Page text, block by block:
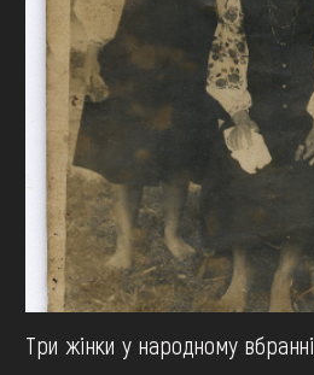
Три жінки у народному вбранні